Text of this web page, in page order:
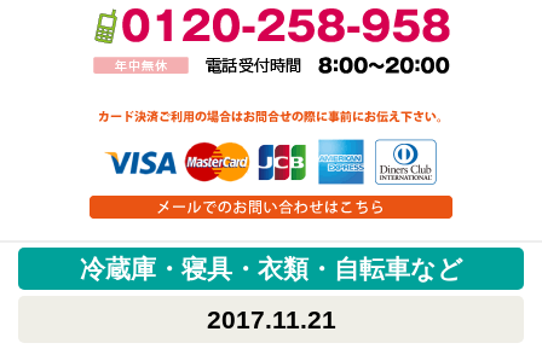
冷蔵庫・寝具・衣類・自転車など
2017.11.21